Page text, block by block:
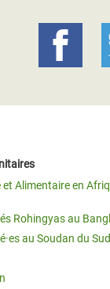
Alimentaire en
Rohingyas au
au Soudan du Sud